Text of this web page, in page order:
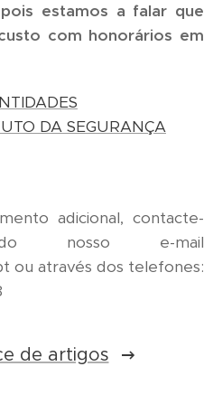
estamos a falar que
com honorários em
DA SEGURANÇA
adicional, contacte-
nosso e-mail
ou através dos telefones:
de artigos